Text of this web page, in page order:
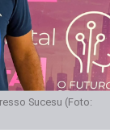
Sucesu (Foto: